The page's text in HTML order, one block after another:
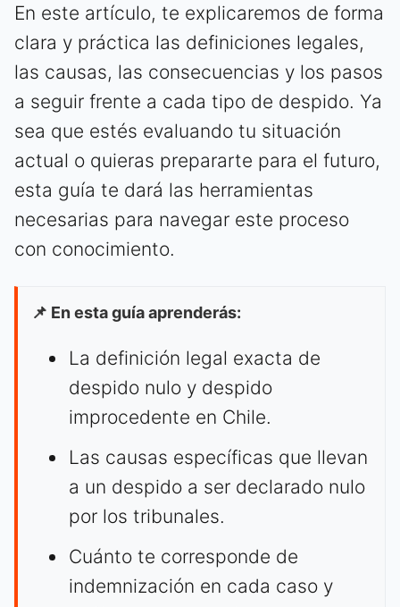
En este artículo, te explicaremos de forma
clara y práctica las definiciones legales,
las causas, las consecuencias y los pasos
a seguir frente a cada tipo de despido. Ya
sea que estés evaluando tu situación
actual o quieras prepararte para el futuro,
esta guía te dará las herramientas
necesarias para navegar este proceso
con conocimiento.
📌 En esta guía aprenderás:
La definición legal exacta de
despido nulo y despido
improcedente en Chile.
Las causas específicas que llevan
a un despido a ser declarado nulo
por los tribunales.
Cuánto te corresponde de
indemnización en cada caso y